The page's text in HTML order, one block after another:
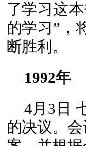
了学习这
的学习”，
断胜利。
1992年
4月3日
的决议。